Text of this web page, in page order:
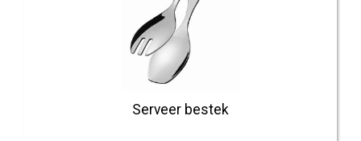
Serveer bestek